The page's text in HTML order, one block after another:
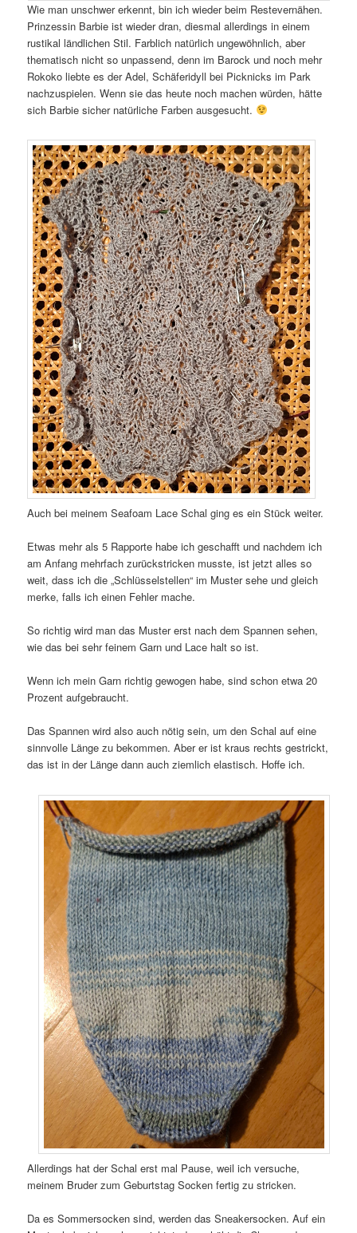
Wie man unschwer erkennt, bin ich wieder beim Restevernähen.
Prinzessin Barbie ist wieder dran, diesmal allerdings in einem
rustikal ländlichen Stil. Farblich natürlich ungewöhnlich, aber
thematisch nicht so unpassend, denn im Barock und noch mehr
Rokoko liebte es der Adel, Schäferidyll bei Picknicks im Park
nachzuspielen. Wenn sie das heute noch machen würden, hätte
sich Barbie sicher natürliche Farben ausgesucht.
Auch bei meinem Seafoam Lace Schal ging es ein Stück weiter.
Etwas mehr als 5 Rapporte habe ich geschafft und nachdem ich
am Anfang mehrfach zurückstricken musste, ist jetzt alles so
weit, dass ich die „Schlüsselstellen“ im Muster sehe und gleich
merke, falls ich einen Fehler mache.
So richtig wird man das Muster erst nach dem Spannen sehen,
wie das bei sehr feinem Garn und Lace halt so ist.
Wenn ich mein Garn richtig gewogen habe, sind schon etwa 20
Prozent aufgebraucht.
Das Spannen wird also auch nötig sein, um den Schal auf eine
sinnvolle Länge zu bekommen. Aber er ist kraus rechts gestrickt,
das ist in der Länge dann auch ziemlich elastisch. Hoffe ich.
Allerdings hat der Schal erst mal Pause, weil ich versuche,
meinem Bruder zum Geburtstag Socken fertig zu stricken.
Da es Sommersocken sind, werden das Sneakersocken. Auf ein